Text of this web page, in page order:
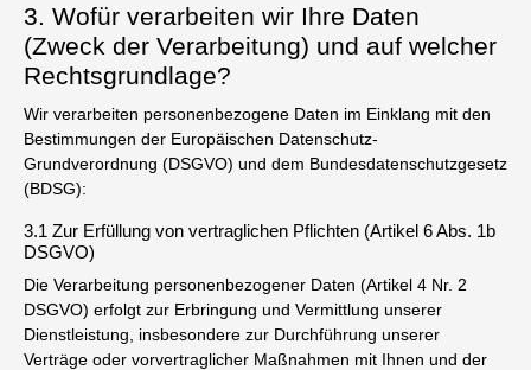
3. Wofür verarbeiten wir Ihre Daten
(Zweck der Verarbeitung) und auf welcher
Rechtsgrundlage?
Wir verarbeiten personenbezogene Daten im Einklang mit den
Bestimmungen der Europäischen Datenschutz-
Grundverordnung (DSGVO) und dem Bundesdatenschutzgesetz
(BDSG):
3.1 Zur Erfüllung von vertraglichen Pflichten (Artikel 6 Abs. 1b
DSGVO)
Die Verarbeitung personenbezogener Daten (Artikel 4 Nr. 2
DSGVO) erfolgt zur Erbringung und Vermittlung unserer
Dienstleistung, insbesondere zur Durchführung unserer
Verträge oder vorvertraglicher Maßnahmen mit Ihnen und der